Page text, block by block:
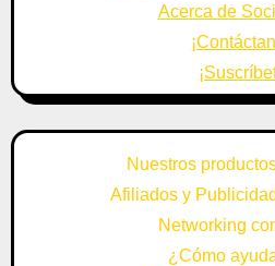
Acerca de
Nuestros
Afiliados y
Networking
¿Cómo